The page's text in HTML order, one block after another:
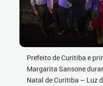
Prefeito de Curitiba e
Margarita Sansone
Natal de Curitiba – Luz